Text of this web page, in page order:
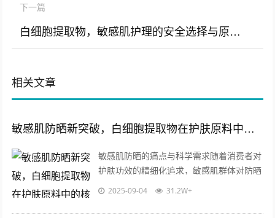
下一篇
白细胞提取物，敏感肌护理的安全选择与原料解析
相关文章
敏感肌防晒新突破，白细胞提取物在护肤原料中的核心价值与应用前景
敏感肌防晒的痛点与科学需求随着消费者对
护肤功效的精细化追求，敏感肌群体对防晒
产品的安全性和功能性的要求日益严苛，传
2025-09-04 31.2W+